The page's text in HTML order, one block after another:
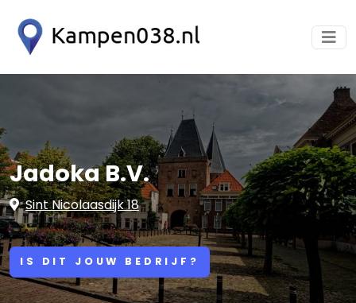
Jadoka B.V.
Sint Nicolaasdijk 18
IS DIT JOUW BEDRIJF?